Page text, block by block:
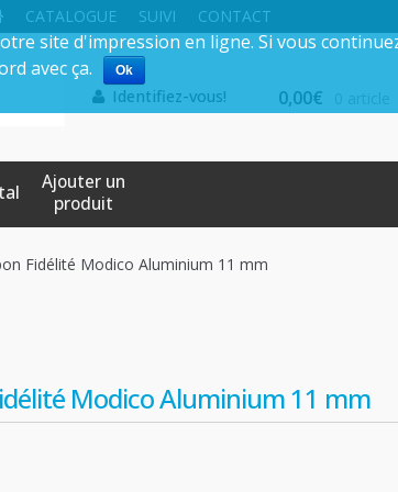
CATALOGUE SUIVI CONTACT
Identifiez-vous!
0,00€
Ajouter un
produit
Fidélité Modico Aluminium 11 mm
Modico Aluminium 11 mm
site d'impression en ligne. Si vous
avec ça.
Ok